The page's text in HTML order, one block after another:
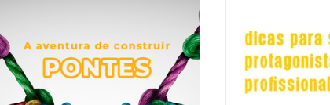
Lançamentos ESG - O Caminho da Transformação